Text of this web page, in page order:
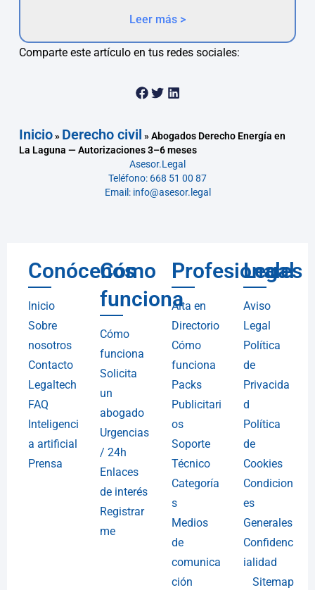
Leer más >
Comparte este artículo en tus redes sociales:
Inicio» Derecho civil »Abogados Derecho Energía en
La Laguna — Autorizaciones 3–6 meses
Asesor.Legal
Teléfono: 668 51 00 87
Email: info@asesor.legal
Conócenos
Inicio
Sobre
nosotros
Contacto
Legaltech
FAQ
Inteligenci
a artificial
Prensa
Cómo
funciona
Cómo
funciona
Solicita
un
abogado
Urgencias
/ 24h
Enlaces
de interés
Registrar
me
Profesionales
Alta en
Directorio
Cómo
funciona
Packs
Publicitari
os
Soporte
Técnico
Categoría
s
Medios
de
comunica
ción
Legal
Aviso
Legal
Política
de
Privacida
d
Política
de
Cookies
Condicion
es
Generales
Confidenc
ialidad
Sitemap